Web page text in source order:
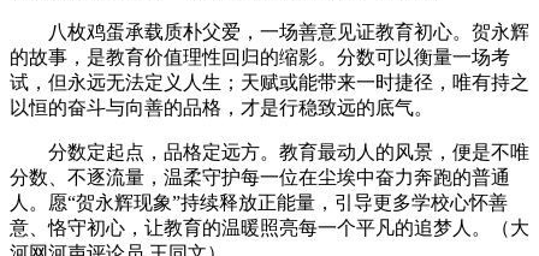
八枚鸡蛋承载质朴父爱，一场善意见证教育初心。贺永辉
的故事，是教育价值理性回归的缩影。分数可以衡量一场考
试，但永远无法定义人生；天赋或能带来一时捷径，唯有持之
以恒的奋斗与向善的品格，才是行稳致远的底气。
分数定起点，品格定远方。教育最动人的风景，便是不唯
分数、不逐流量，温柔守护每一位在尘埃中奋力奔跑的普通
人。愿“贺永辉现象”持续释放正能量，引导更多学校心怀善
意、恪守初心，让教育的温暖照亮每一个平凡的追梦人。（大